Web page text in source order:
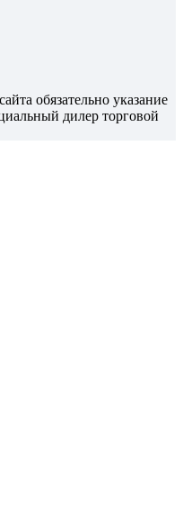
обязательно указание
дилер торговой